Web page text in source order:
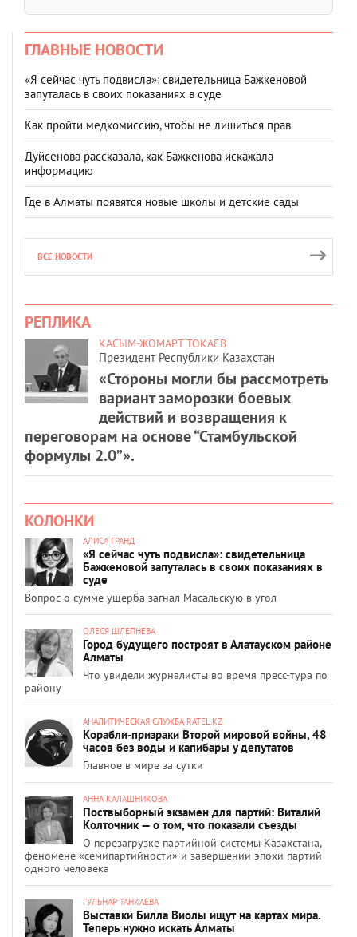
ГЛАВНЫЕ НОВОСТИ
«Я сейчас чуть подвисла»: свидетельница Бажкеновой
запуталась в своих показаниях в суде
Как пройти медкомиссию, чтобы не лишиться прав
Дуйсенова рассказала, как Бажкенова искажала
информацию
Где в Алматы появятся новые школы и детские сады
ВСЕ НОВОСТИ
РЕПЛИКА
КАСЫМ-ЖОМАРТ ТОКАЕВ
Президент Республики Казахстан
«Стороны могли бы рассмотреть
вариант заморозки боевых
действий и возвращения к
переговорам на основе “Стамбульской
формулы 2.0”».
КОЛОНКИ
АЛИСА ГРАНД
«Я сейчас чуть подвисла»: свидетельница
Бажкеновой запуталась в своих показаниях в
суде
Вопрос о сумме ущерба загнал Масальскую в угол
ОЛЕСЯ ШЛЕПНЕВА
Город будущего построят в Алатауском районе
Алматы
Что увидели журналисты во время пресс-тура по
району
АНАЛИТИЧЕСКАЯ СЛУЖБА RATEL.KZ
Корабли-призраки Второй мировой войны, 48
часов без воды и капибары у депутатов
Главное в мире за сутки
АННА КАЛАШНИКОВА
Поствыборный экзамен для партий: Виталий
Колточник — о том, что показали съезды
О перезагрузке партийной системы Казахстана,
феномене «семипартийности» и завершении эпохи партий
одного человека
ГУЛЬНАР ТАНКАЕВА
Выставки Билла Виолы ищут на картах мира.
Теперь нужно искать Алматы